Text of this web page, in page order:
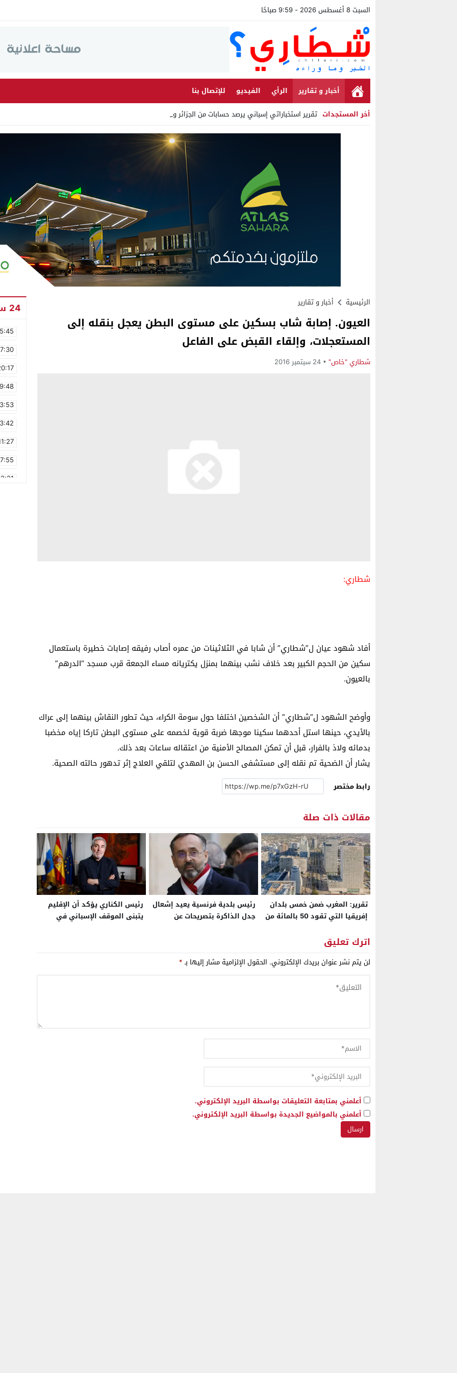
السبت 8 أغسطس 2026 - 9:59 صباحًا
أخبار و تقارير الرأي الفيديو
للإتصال بنا
أخر المستجدات تقرير استخباراتي إسباني يرصد حسابات من الجزائر وأرقاما بـ _
Stop
الرئيسية أخبار و تقارير
العيون. إصابة شاب بسكين على مستوى البطن يعجل بنقله إلى
المستعجلات، وإلقاء القبض على الفاعل
شطاري "خاص" 24 سبتمبر 2016
شطاري:
أفاد شهود عيان ل”شطاري” أن شابا في الثلاثينات من عمره أصاب رفيقه إصابات خطيرة باستعمال
سكين من الحجم الكبير بعد خلاف نشب بينهما بمنزل يكتريانه مساء الجمعة قرب مسجد “الدرهم”
بالعيون.
وأوضح الشهود ل”شطاري” أن الشخصين اختلفا حول سومة الكراء، حيث تطور النقاش بينهما إلى عراك
بالأيدي، حينها استل أحدهما سكينا موجها ضربة قوية لخصمه على مستوى البطن تاركا إياه مخضبا
بدمائه ولاذ بالفرار، قبل أن تمكن المصالح الأمنية من اعتقاله ساعات بعد ذلك.
يشار أن الضحية تم نقله إلى مستشفى الحسن بن المهدي لتلقي العلاج إثر تدهور حالته الصحية.
رابط مختصر
مقالات ذات صلة
تقرير: المغرب ضمن خمس بلدان
إفريقيا التي تقود 50 بالمائة من
رئيس بلدية فرنسية يعيد إشعال
جدل الذاكرة بتصريحات عن
رئيس الكناري يؤكد أن الإقليم
يتبنى الموقف الإسباني في
اترك تعليق
لن يتم نشر عنوان بريدك الإلكتروني. الحقول الإلزامية مشار إليها بـ*
أعلمني بمتابعة التعليقات بواسطة البريد الإلكتروني.
أعلمني بالمواضيع الجديدة بواسطة البريد الإلكتروني.
24 ساعة